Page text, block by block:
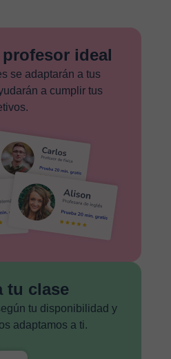
ideal
se adaptarán a tus
a cumplir tus
tu clase
tu disponibilidad y
adaptamos a ti.